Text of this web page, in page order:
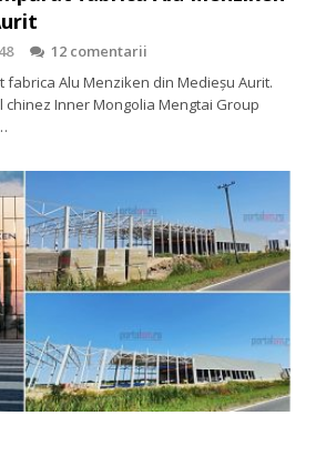
12 comentarii
fabrica Alu Menziken din Medieșu Aurit.
chinez Inner Mongolia Mengtai Group